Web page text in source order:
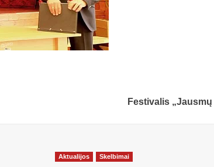
Festivalis
Aktualijos Skelbimai